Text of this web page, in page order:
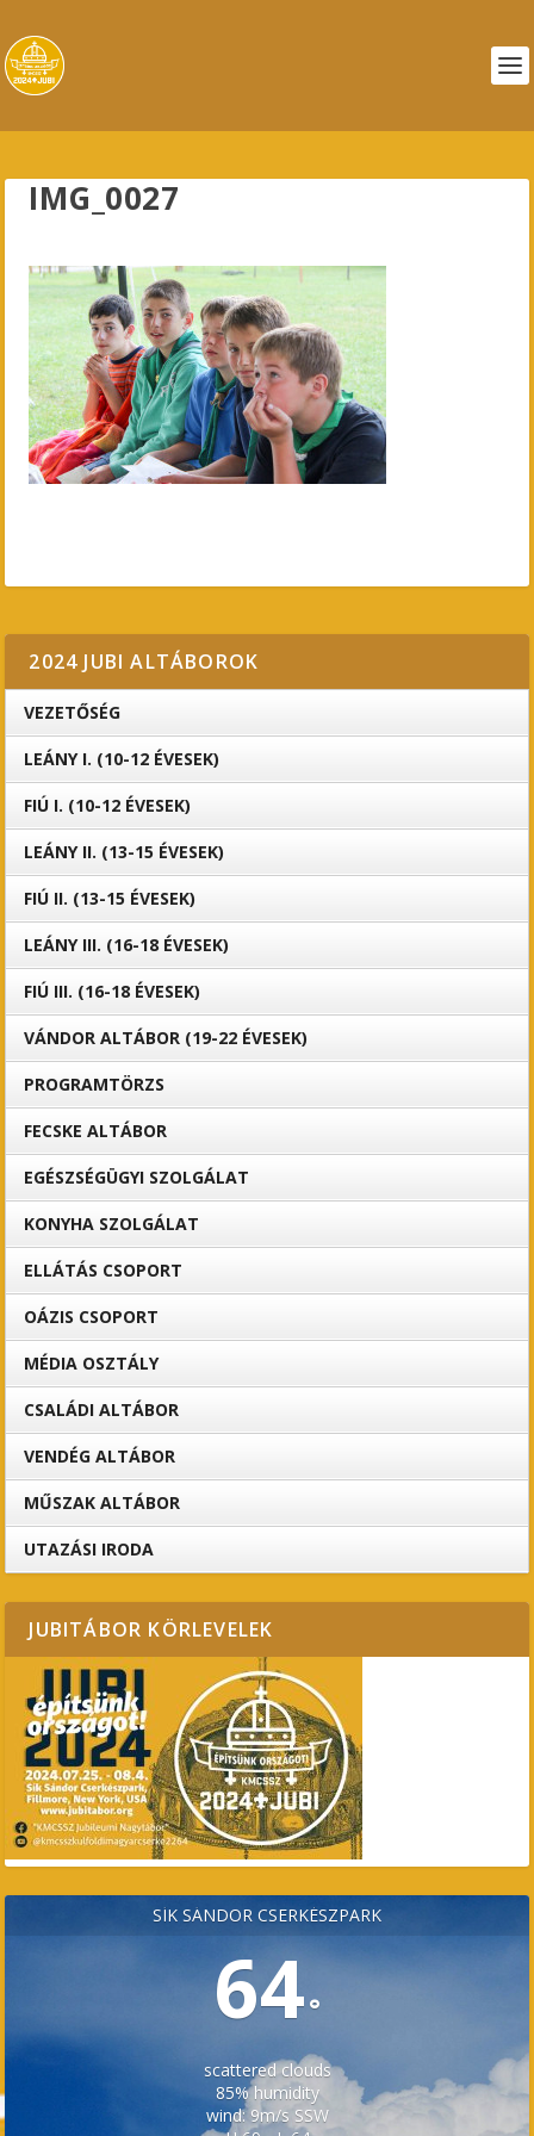
IMG_0027
2024 JUBI ALTÁBOROK
VEZETŐSÉG
LEÁNY I. (10-12 ÉVESEK)
FIÚ I. (10-12 ÉVESEK)
LEÁNY II. (13-15 ÉVESEK)
FIÚ II. (13-15 ÉVESEK)
LEÁNY III. (16-18 ÉVESEK)
FIÚ III. (16-18 ÉVESEK)
VÁNDOR ALTÁBOR (19-22 ÉVESEK)
PROGRAMTÖRZS
FECSKE ALTÁBOR
EGÉSZSÉGÜGYI SZOLGÁLAT
KONYHA SZOLGÁLAT
ELLÁTÁS CSOPORT
OÁZIS CSOPORT
MÉDIA OSZTÁLY
CSALÁDI ALTÁBOR
VENDÉG ALTÁBOR
MŰSZAK ALTÁBOR
UTAZÁSI IRODA
JUBITÁBOR KÖRLEVELEK
SÍK SÁNDOR CSERKÉSZPARK
64°
scattered clouds
85% humidity
wind: 9m/s SSW